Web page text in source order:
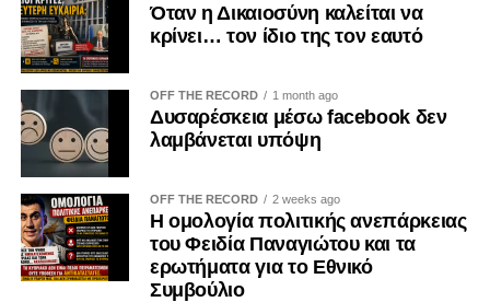
Όταν η Δικαιοσύνη καλείται να
κρίνει… τον ίδιο της τον εαυτό
OFF THE RECORD 1 month ago
Δυσαρέσκεια μέσω facebook δεν
λαμβάνεται υπόψη
OFF THE RECORD 2 weeks ago
Η ομολογία πολιτικής ανεπάρκειας
του Φειδία Παναγιώτου και τα
ερωτήματα για το Εθνικό
Συμβούλιο